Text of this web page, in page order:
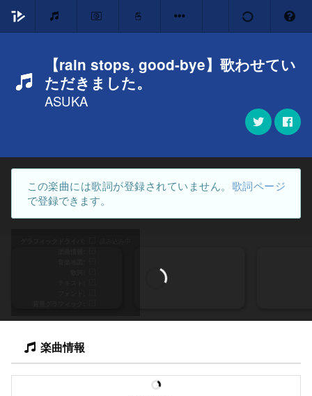
【rain stops, good-bye】歌わせてい
ただきました。
ASUKA
この楽曲には歌詞が登録されていません。 歌詞ページ
で登録できます。
楽曲情報